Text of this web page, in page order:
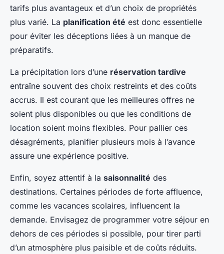
tarifs plus avantageux et d’un choix de propriétés
plus varié. La planification été est donc essentielle
pour éviter les déceptions liées à un manque de
préparatifs.
La précipitation lors d’une réservation tardive
entraîne souvent des choix restreints et des coûts
accrus. Il est courant que les meilleures offres ne
soient plus disponibles ou que les conditions de
location soient moins flexibles. Pour pallier ces
désagréments, planifier plusieurs mois à l’avance
assure une expérience positive.
Enfin, soyez attentif à la saisonnalité des
destinations. Certaines périodes de forte affluence,
comme les vacances scolaires, influencent la
demande. Envisagez de programmer votre séjour en
dehors de ces périodes si possible, pour tirer parti
d’un atmosphère plus paisible et de coûts réduits.